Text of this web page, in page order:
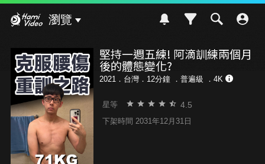
瀏覽
堅持一週五練! 阿滴訓練兩個月
後的體態變化? ️
2021．台灣．12分鐘 ． 普遍級 ．4K
星等 4.5
下架時間 2031年12月31日